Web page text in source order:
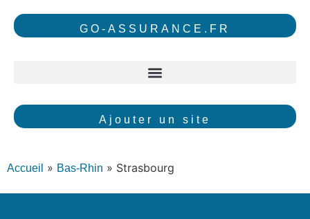
GO-ASSURANCE.FR
Ajouter un site
Accueil » Bas-Rhin » Strasbourg